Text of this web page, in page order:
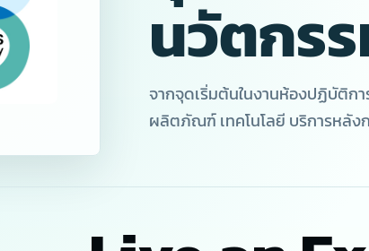
ตสุขภาพ
นวัตกร
จากจุดเริ่มต้นในงานห้องปฏิบัติก
ผลิตภัณฑ์ เทคโนโลยี บริการหลัง